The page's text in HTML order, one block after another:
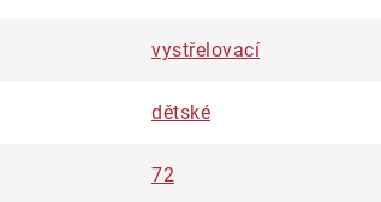
vystřelovací
dětské
72